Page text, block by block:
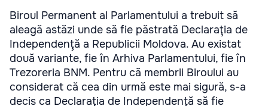
Biroul Permanent al Parlamentului a trebuit să
aleagă astăzi unde să fie păstrată Declaraţia de
Independenţă a Republicii Moldova. Au existat
două variante, fie în Arhiva Parlamentului, fie în
Trezoreria BNM. Pentru că membrii Biroului au
considerat că cea din urmă este mai sigură, s-a
decis ca Declaraţia de Independenţă să fie